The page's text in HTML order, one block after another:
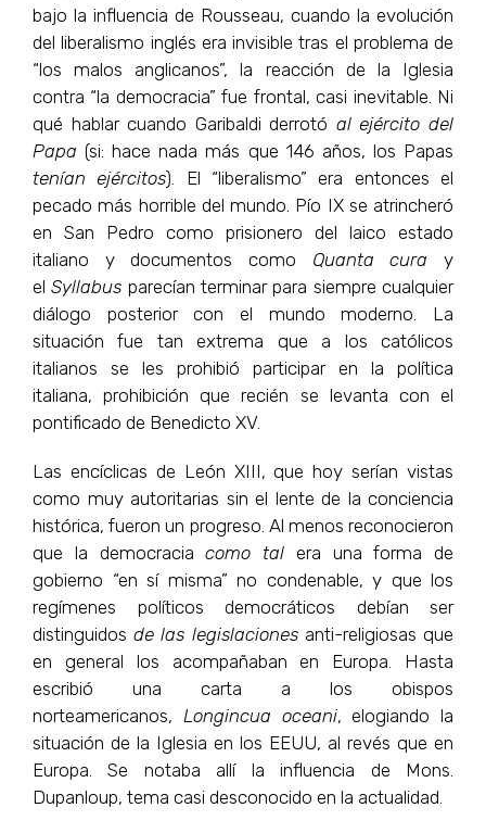
bajo la influencia de Rousseau, cuando la evolución
del liberalismo inglés era invisible tras el problema de
“los malos anglicanos”, la reacción de la Iglesia
contra “la democracia” fue frontal, casi inevitable. Ni
qué hablar cuando Garibaldi derrotó al ejército del
Papa (si: hace nada más que 146 años, los Papas
tenían ejércitos). El “liberalismo” era entonces el
pecado más horrible del mundo. Pío IX se atrincheró
en San Pedro como prisionero del laico estado
italiano y documentos como Quanta cura y
elSyllabus parecían terminar para siempre cualquier
diálogo posterior con el mundo moderno. La
situación fue tan extrema que a los católicos
italianos se les prohibió participar en la política
italiana, prohibición que recién se levanta con el
pontificado de Benedicto XV.
Las encíclicas de León XIII, que hoy serían vistas
como muy autoritarias sin el lente de la conciencia
histórica, fueron un progreso. Al menos reconocieron
que la democraciacomo tal era una forma de
gobierno “en sí misma” no condenable, y que los
regímenes políticos democráticos debían ser
distinguidosde las legislacionesanti-religiosas que
en general los acompañaban en Europa. Hasta
escribió una carta a los obispos
norteamericanos, Longincua oceani, elogiando la
situación de la Iglesia en los EEUU, al revés que en
Europa. Se notaba allí la influencia de Mons.
Dupanloup, tema casi desconocido en la actualidad.